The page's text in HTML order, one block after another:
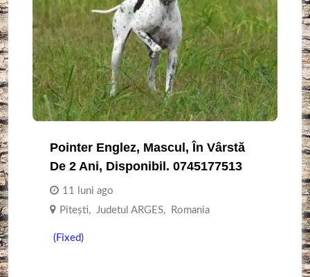
Pointer Englez, Mascul, În Vârstă
De 2 Ani, Disponibil. 0745177513
11 luni ago
Piteşti, Judetul ARGES, Romania
(Fixed)